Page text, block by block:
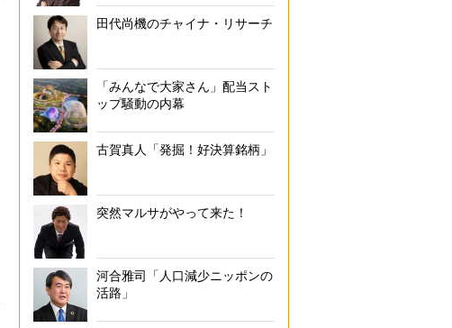
田代尚機のチャイナ・リサーチ
「みんなで大家さん」配当スト
ップ騒動の内幕
古賀真人「発掘！好決算銘柄」
突然マルサがやって来た！
河合雅司「人口減少ニッポンの
活路」